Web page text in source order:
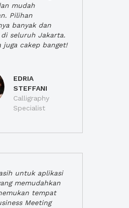
mudah
Pilihan
banyak dan
seluruh Jakarta.
juga cakep banget!
EDRIA
STEFFANI
Calligraphy
Specialist
untuk aplikasi
memudahkan
tempat
Meeting